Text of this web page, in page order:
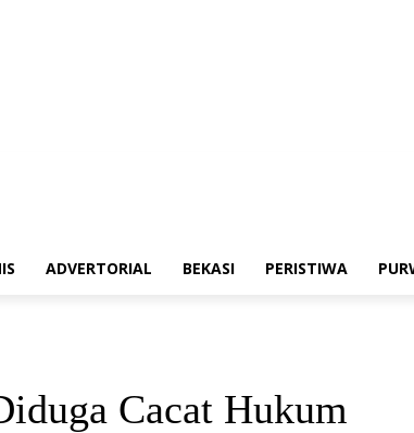
ADVERTORIAL BEKASI PERISTIWA
Cacat Hukum